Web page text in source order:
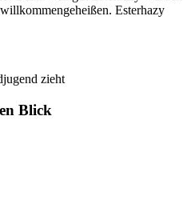
Esterhazy
zieht
Blick